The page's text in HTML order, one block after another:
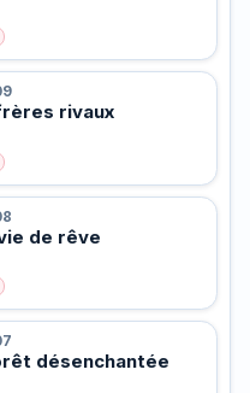
rivaux
de rêve
désenchantée